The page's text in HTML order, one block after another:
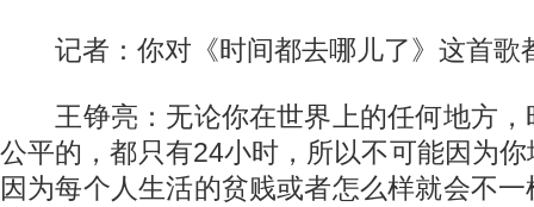
记者：你对《时间都去哪儿了》这首歌
王铮亮：无论你在世界上的任何地方，
公平的，都只有24小时，所以不可能因为
因为每个人生活的贫贱或者怎么样就会不